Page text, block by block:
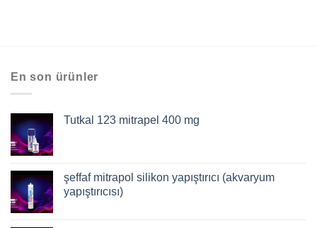
En son ürünler
Tutkal 123 mitrapel 400 mg
şeffaf mitrapol silikon yapıştırıcı (akvaryum
yapıştırıcısı)